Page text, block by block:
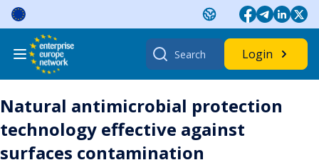
Skip
content
Search
for:
Login
Natural antimicrobial protection
technology effective against
surfaces contamination